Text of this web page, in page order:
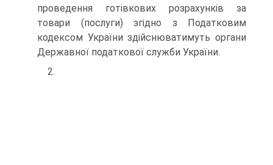
проведення готівкових розрахунків за
товари (послуги) згідно з Податковим
кодексом України здійснюватимуть органи
Державної податкової служби України.
2.